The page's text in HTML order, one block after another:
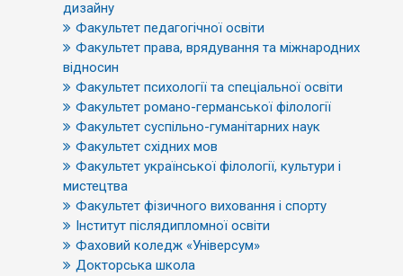
дизайну
Факультет педагогічної освіти
Факультет права, врядування та міжнародних
відносин
Факультет психології та спеціальної освіти
Факультет романо-германської філології
Факультет суспільно-гуманітарних наук
Факультет східних мов
Факультет української філології, культури і
мистецтва
Факультет фізичного виховання і спорту
Інститут післядипломної освіти
Фаховий коледж «Універсум»
Докторська школа